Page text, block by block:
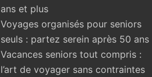
ans et plus
Voyages organisés pour seniors
seuls : partez serein après 50 ans
Vacances seniors tout compris :
l’art de voyager sans contraintes